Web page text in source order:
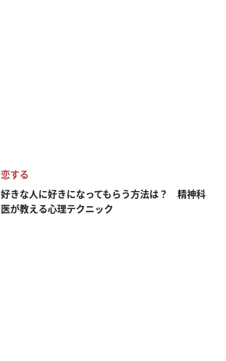
恋する
好きな人に好きになってもらう方法は？ 精神科
医が教える心理テクニック